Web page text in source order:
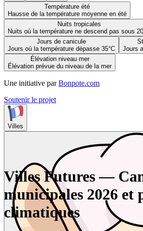
Température été
Hausse de la température moyenne en été
Nuits tropicales
Nuits où la température ne descend pas sous
Jours de canicule
Jours où la température dépasse 35°C
Jours
Élévation niveau mer
Élévation prévue du niveau de la mer
Une initiative par Bonpote.com
Soutenir le projet
Villes
Villes Futures —
municipales 2026 et
climatiques